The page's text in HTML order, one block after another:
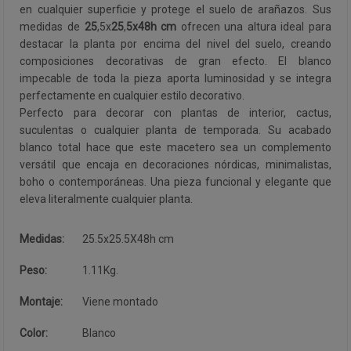
en cualquier superficie y protege el suelo de arañazos. Sus
medidas de 25,5x25,5x48h cm ofrecen una altura ideal para
destacar la planta por encima del nivel del suelo, creando
composiciones decorativas de gran efecto. El blanco
impecable de toda la pieza aporta luminosidad y se integra
perfectamente en cualquier estilo decorativo.
Perfecto para decorar con plantas de interior, cactus,
suculentas o cualquier planta de temporada. Su acabado
blanco total hace que este macetero sea un complemento
versátil que encaja en decoraciones nórdicas, minimalistas,
boho o contemporáneas. Una pieza funcional y elegante que
eleva literalmente cualquier planta.
Medidas: 25.5x25.5X48h cm
Peso: 1.11Kg.
Montaje: Viene montado
Color: Blanco